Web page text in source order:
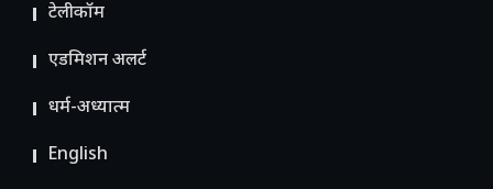
टेलीकॉम
ए​डमिशन अलर्ट
धर्म-अध्यात्म
English